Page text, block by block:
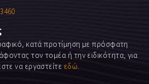
κατά προτίμηση με πρόσφατη
τον τομέα ή την ειδικότητα, για
να εργαστείτε εδώ.